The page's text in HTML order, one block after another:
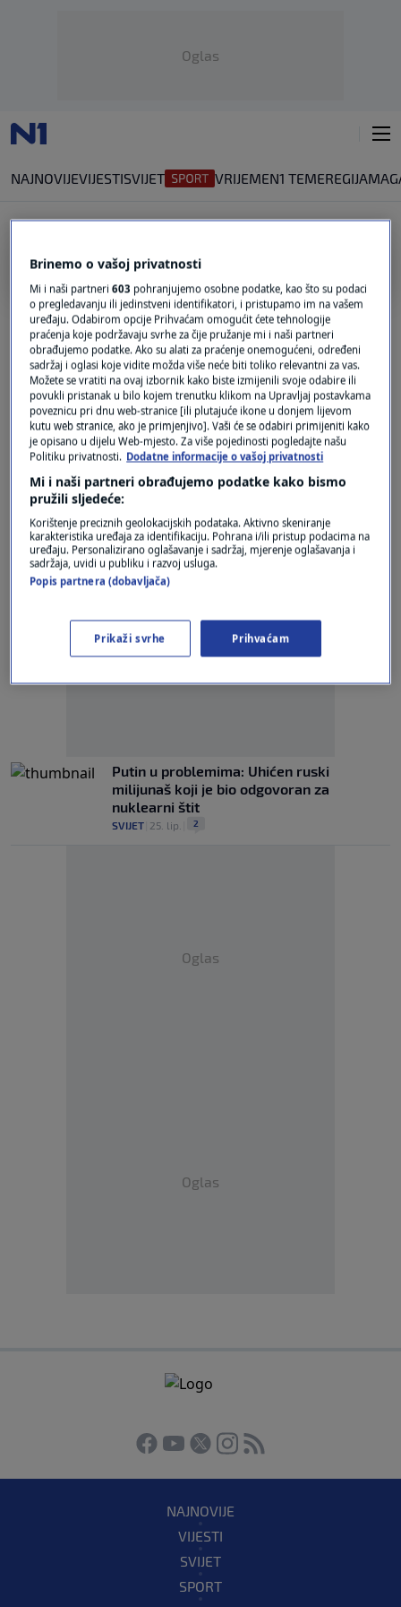
Oglas
NAJNOVIJEVIJESTISVIJET VRIJEMEN1 TEMEREGIJA
NUKLEARNI ŠTIT
NUKLEARNI ARSENAL
Macron Europi nudi nuklearni kišobran, ali
vrijeme mu istječe: Čeka ga ključni test
SVIJET|prije 3h| 1
Zemlje koje se pokušavaju oduprijeti
Putinu
SVIJET| 21. ožu.| 0
'nuklearnu' legitimaciju za to, ali...
SVIJET
Putin u problemima: Uhićen ruski
milijunaš koji je bio odgovoran za
nuklearni štit
SVIJET 25. lip. 2
Oglas
Oglas
NAJNOVIJE
VIJESTI
SVIJET
SPORT
Brinemo o vašoj privatnosti
Mi i naši partneri603 pohranjujemo osobne podatke, kao što su podaci
o pregledavanju ili jedinstveni identifikatori, i pristupamo im na vašem
uređaju. Odabirom opcije Prihvaćam omogućit ćete tehnologije
praćenja koje podržavaju svrhe za čije pružanje mi i naši partneri
obrađujemo podatke. Ako su alati za praćenje onemogućeni, određeni
sadržaj i oglasi koje vidite možda više neće biti toliko relevantni za vas.
Možete se vratiti na ovaj izbornik kako biste izmijenili svoje odabire ili
povukli pristanak u bilo kojem trenutku klikom na Upravljaj postavkama
poveznicu pri dnu web-stranice [ili plutajuće ikone u donjem lijevom
kutu web stranice, ako je primjenjivo]. Vaši će se odabiri primijeniti kako
je opisano u dijelu Web-mjesto. Za više pojedinosti pogledajte našu
Politiku privatnosti. Dodatne informacije o vašoj privatnosti
Mi i naši partneri obrađujemo podatke kako bismo
pružili sljedeće:
Korištenje preciznih geolokacijskih podataka. Aktivno skeniranje
karakteristika uređaja za identifikaciju. Pohrana i/ili pristup podacima na
uređaju. Personalizirano oglašavanje i sadržaj, mjerenje oglašavanja i
sadržaja, uvidi u publiku i razvoj usluga.
Popis partnera (dobavljača)
Prikaži svrhe Prihvaćam